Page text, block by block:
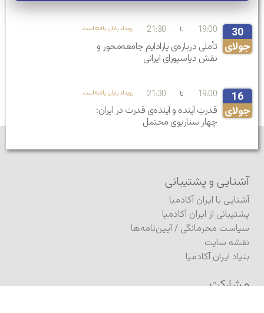
30
جولای
19:00 تا 21:30 .رویداد پایان یافته‌است
تأملی درباره‌ی پارادایم جامعه‌محور و
نقش دیاسپورای ایرانی
16
جولای
19:00 تا 21:30 .رویداد پایان یافته‌است
قدرتِ آینده و آینده‌ی قدرت در ایران:
چهار سناریوی محتمل
آشنایی و پشتیبانی
آشنایی با ایران آکادمیا
پشتیبانی از ایران آکادمیا
سیاست محرمانگی /آیین‌نامه‌ها
نقشه سایت
بنیاد ایران آکادمیا
مشارکت